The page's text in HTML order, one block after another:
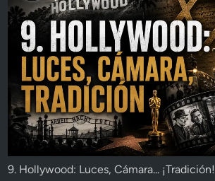
9. Hollywood: Luces, Cámara... ¡Tradición!